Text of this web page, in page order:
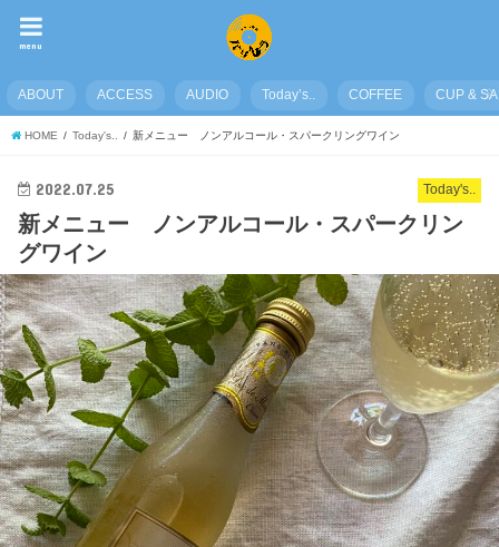
menu
ABOUT ACCESS AUDIO Today’s.. COFFEE CUP &
HOME Today's.. 新メニュー ノンアルコール・スパークリングワイン
Today's..
2022.07.25
新メニュー ノンアルコール・スパークリン
グワイン